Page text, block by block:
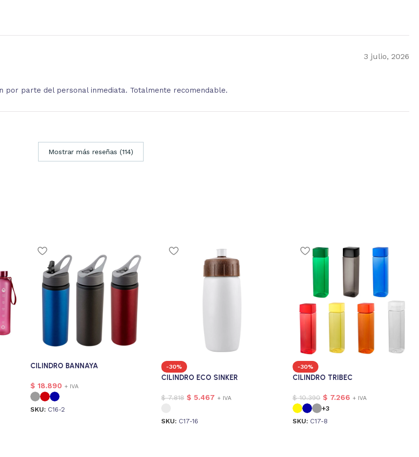
3 julio, 2026
por parte del personal inmediata. Totalmente recomendable.
Mostrar más reseñas (114)
CILINDRO BANNAYA
$ 18.890 + IVA
SKU: C16-2
-30%
CILINDRO ECO SINKER
$7.818 $ 5.467 + IVA
SKU: C17-16
-30%
CILINDRO TRIBEC
$10.390 $ 7.266 + IVA
+3
SKU: C17-8